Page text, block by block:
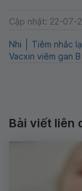
Cập nhật: 22-07-
Nhi Tiêm nhắc
Vacxin viêm gan B
Bài viết liên